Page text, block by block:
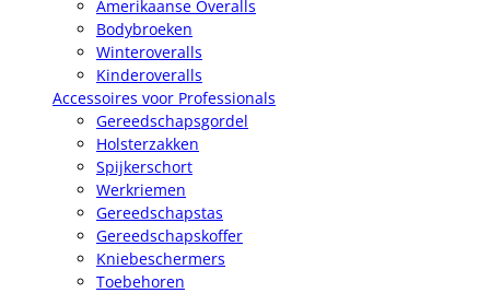
Amerikaanse Overalls
Bodybroeken
Winteroveralls
Kinderoveralls
Accessoires voor Professionals
Gereedschapsgordel
Holsterzakken
Spijkerschort
Werkriemen
Gereedschapstas
Gereedschapskoffer
Kniebeschermers
Toebehoren